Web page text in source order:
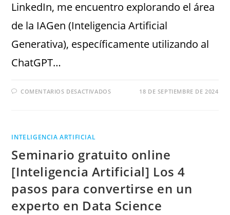
LinkedIn, me encuentro explorando el área
de la IAGen (Inteligencia Artificial
Generativa), específicamente utilizando al
ChatGPT…
COMENTARIOS DESACTIVADOS 18 DE SEPTIEMBRE DE 2024
INTELIGENCIA ARTIFICIAL
Seminario gratuito online
[Inteligencia Artificial] Los 4
pasos para convertirse en un
experto en Data Science